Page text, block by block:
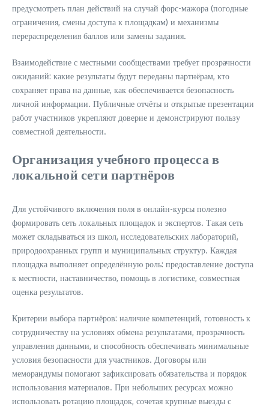
предусмотреть план действий на случай форс-мажора (погодные
ограничения, смены доступа к площадкам) и механизмы
перераспределения баллов или замены задания.
Взаимодействие с местными сообществами требует прозрачности
ожиданий: какие результаты будут переданы партнёрам, кто
сохраняет права на данные, как обеспечивается безопасность
личной информации. Публичные отчёты и открытые презентации
работ участников укрепляют доверие и демонстрируют пользу
совместной деятельности.
Организация учебного процесса в
локальной сети партнёров
Для устойчивого включения поля в онлайн-курсы полезно
формировать сеть локальных площадок и экспертов. Такая сеть
может складываться из школ, исследовательских лабораторий,
природоохранных групп и муниципальных структур. Каждая
площадка выполняет определённую роль: предоставление доступа
к местности, наставничество, помощь в логистике, совместная
оценка результатов.
Критерии выбора партнёров: наличие компетенций, готовность к
сотрудничеству на условиях обмена результатами, прозрачность
управления данными, и способность обеспечивать минимальные
условия безопасности для участников. Договоры или
меморандумы помогают зафиксировать обязательства и порядок
использования материалов. При небольших ресурсах можно
использовать ротацию площадок, сочетая крупные выезды с